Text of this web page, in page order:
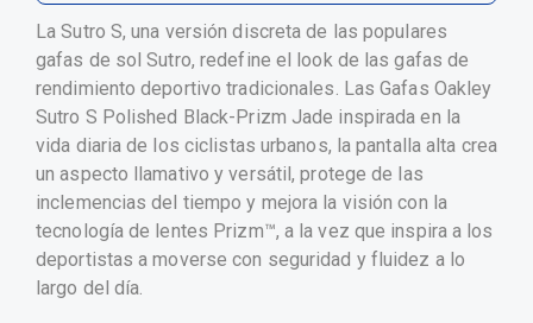
La Sutro S, una versión discreta de las populares
gafas de sol Sutro, redefine el look de las gafas de
rendimiento deportivo tradicionales. Las Gafas Oakley
Sutro S Polished Black-Prizm Jade inspirada en la
vida diaria de los ciclistas urbanos, la pantalla alta crea
un aspecto llamativo y versátil, protege de las
inclemencias del tiempo y mejora la visión con la
tecnología de lentes Prizm™, a la vez que inspira a los
deportistas a moverse con seguridad y fluidez a lo
largo del día.